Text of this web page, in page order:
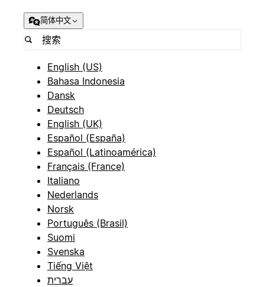
简体中文
English (US)
Bahasa Indonesia
Dansk
Deutsch
English (UK)
Español (España)
Español (Latinoamérica)
Français (France)
Italiano
Nederlands
Norsk
Português (Brasil)
Suomi
Svenska
Tiếng Việt
עברית